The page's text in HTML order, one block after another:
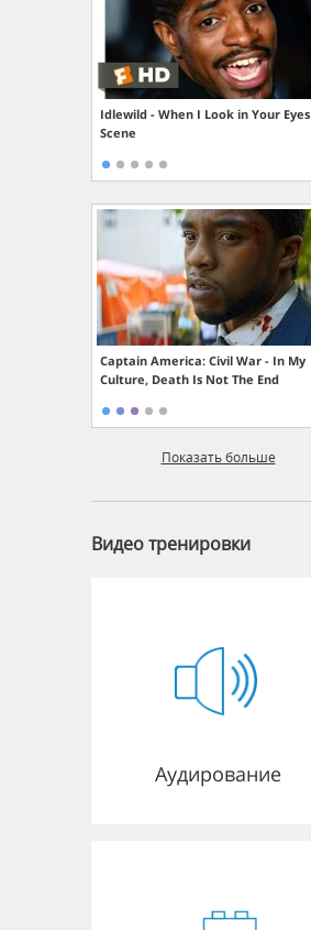
Idlewild - When I Look in Your Eyes
Scene
Captain America: Civil War - In My
Culture, Death Is Not The End
Показать больше
Видео тренировки
Аудирование